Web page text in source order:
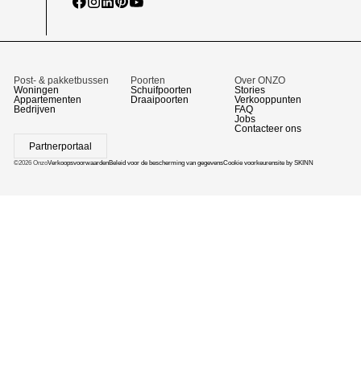
Post- & pakketbussen
Woningen
Appartementen
Bedrijven
Poorten
Schuifpoorten
Draaipoorten
Over ONZO
Stories
Verkooppunten
FAQ
Jobs
Contacteer ons
Partnerportaal
©2026 OnzoVerkoopsvoorwaardenBeleid voor de bescherming van gegevensCookie voorkeurensite by SKINN